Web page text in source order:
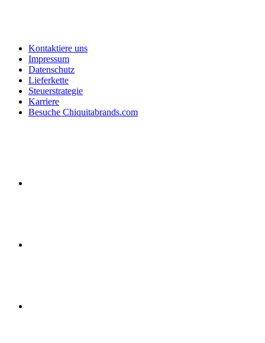
Kontaktiere uns
Impressum
Datenschutz
Lieferkette
Steuerstrategie
Karriere
Besuche Chiquitabrands.com